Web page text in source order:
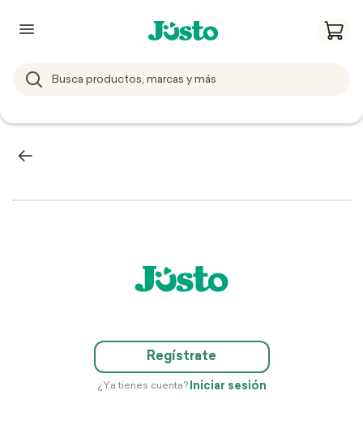
Regístrate
¿Ya tienes cuenta? Iniciar sesión